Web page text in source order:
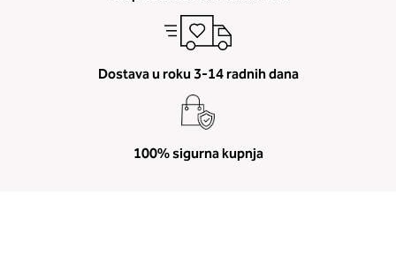
Dostava u roku 3-14 radnih dana
100% sigurna kupnja